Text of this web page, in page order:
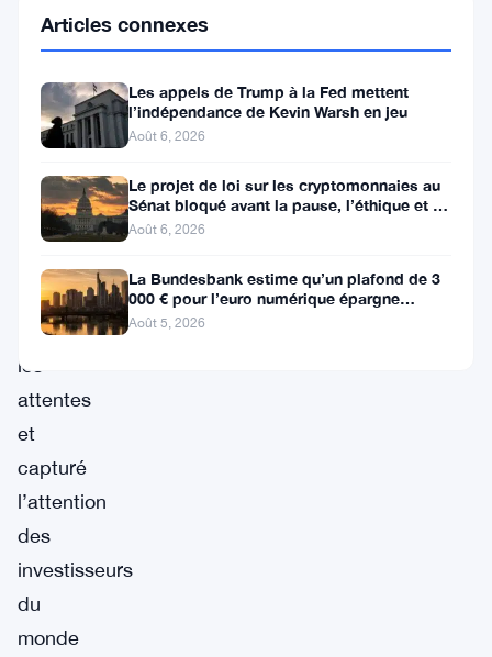
sommet
historique
au-
dessus
1,15
défié
les
attentes
et
capturé
l’attention
des
investisseurs
du
monde
Articles connexes
Les appels de Trump à la Fed mettent
l’indépendance de Kevin Warsh en jeu
Août 6, 2026
Le projet de loi sur les cryptomonnaies au
Sénat bloqué avant la pause, l’éthique et le
FBI s’opposent
Août 6, 2026
La Bundesbank estime qu’un plafond de 3
000 € pour l’euro numérique épargne
largement les banques
Août 5, 2026